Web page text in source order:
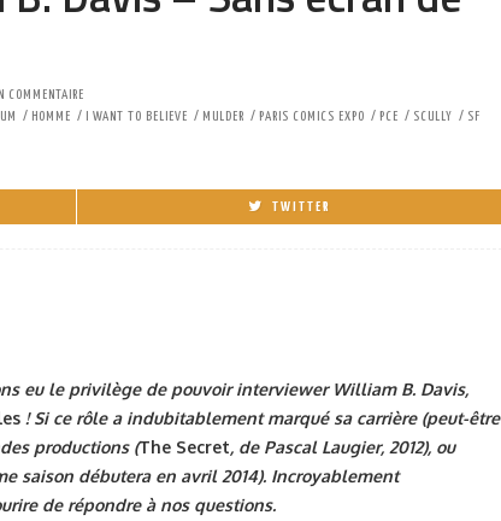
COMMENTAIRE
HOMME I WANT TO BELIEVE MULDER PARIS COMICS EXPO PCE SCULLY
SF
TWITTER
eu le privilège de pouvoir interviewer William B. Davis,
! Si ce rôle a indubitablement marqué sa carrière (peut-être
productions (The Secret, de Pascal Laugier, 2012), ou
saison débutera en avril 2014). Incroyablement
de répondre à nos questions.